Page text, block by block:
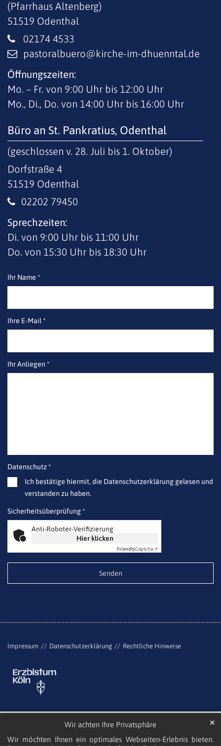
Wir achten Ihre Privatsphäre
Wir möchten Ihnen ein optimales Webseiten-Erlebnis bieten.
✕
(Pfarrhaus Altenberg)
51519 Odenthal
02174 4533
pastoralbuero@kirche-im-dhuenntal.de
Öffnungszeiten:
Mo. – Fr. von 9:00 Uhr bis 12:00 Uhr
Mo., Di., Do. von 14:00 Uhr bis 16:00 Uhr
Büro an St. Pankratius, Odenthal
(geschlossen v. 28. Juli bis 1. Oktober)
Dorfstraße 4
51519 Odenthal
02202 79450
Sprechzeiten:
Di. von 9:00 Uhr bis 11:00 Uhr
Do. von 15:30 Uhr bis 18:30 Uhr
Ihr Name *
Ihre E-Mail *
Ihr Anliegen *
Datenschutz *
Ich bestätige hiermit, die Datenschutzerklärung gelesen und
verstanden zu haben.
Sicherheitsüberprüfung *
Anti-Roboter-Verifizierung
Hier klicken
FriendlyCaptcha ⇗
Impressum Datenschutzerklärung Rechtliche Hinweise